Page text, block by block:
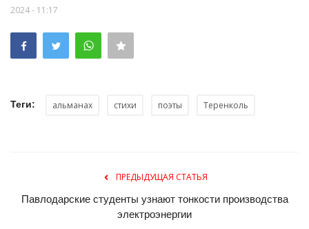
2024 - 11:17
Теги: альманах стихи поэты Теренколь
ПРЕДЫДУЩАЯ СТАТЬЯ
Павлодарские студенты узнают тонкости производства
электроэнергии